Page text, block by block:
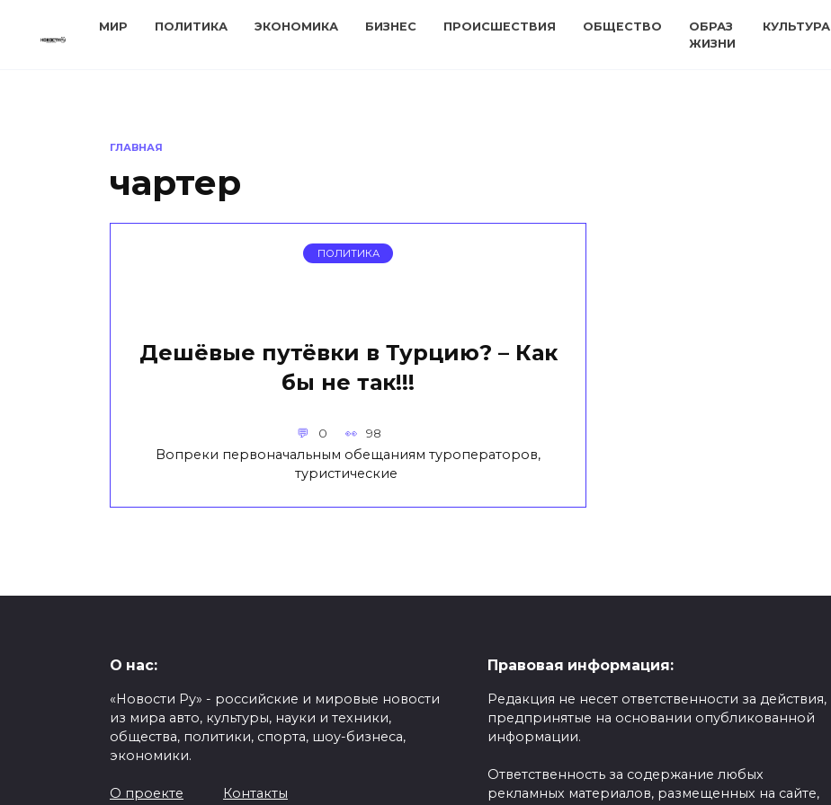
МИР ПОЛИТИКА ЭКОНОМИКА БИЗНЕС ПРОИСШЕСТВИЯ ОБЩЕСТВО
ОБРАЗ
ЖИЗНИ
КУЛЬТУРА
ГЛАВНАЯ
чартер
ПОЛИТИКА
Дешёвые путёвки в Турцию? – Как
бы не так!!!
0 98
Вопреки первоначальным обещаниям туроператоров,
туристические
О нас:
«Новости Ру» - российские и мировые новости
из мира авто, культуры, науки и техники,
общества, политики, спорта, шоу-бизнеса,
экономики.
О проекте Контакты
Правовая информация:
Редакция не несет ответственности за действия,
предпринятые на основании опубликованной
информации.
Ответственность за содержание любых
рекламных материалов, размещенных на сайте,